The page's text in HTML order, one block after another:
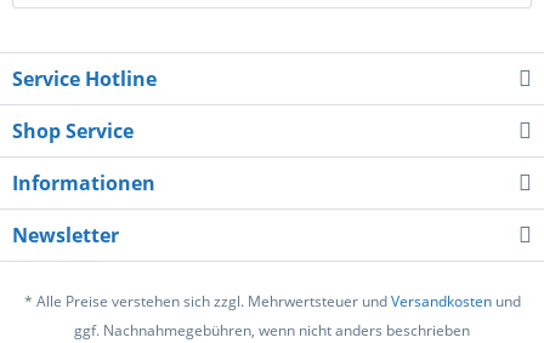
Service Hotline
Shop Service
Informationen
Newsletter
* Alle Preise verstehen sich zzgl. Mehrwertsteuer undVersandkostenund
ggf. Nachnahmegebühren, wenn nicht anders beschrieben